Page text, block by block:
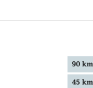
90 km
45 km